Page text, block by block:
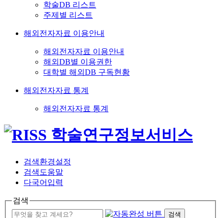
학술DB 리스트
주제별 리스트
해외전자자료 이용안내
해외전자자료 이용안내
해외DB별 이용권한
대학별 해외DB 구독현황
해외전자자료 통계
해외전자자료 통계
검색환경설정
검색도움말
다국어입력
검색
검색